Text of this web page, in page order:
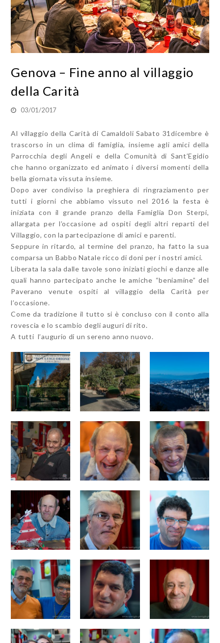
Genova – Fine anno al villaggio
della Carità
03/01/2017
Al villaggio della Carità di Camaldoli Sabato 31dicembre è
trascorso in un clima di famiglia, insieme agli amici della
Parrocchia degli Angeli e della Comunità di Sant’Egidio
che hanno organizzato ed animato i diversi momenti della
bella giornata vissuta insieme.
Dopo aver condiviso la preghiera di ringraziamento per
tutti i giorni che abbiamo vissuto nel 2016 la festa è
iniziata con il grande pranzo della Famiglia Don Sterpi,
allargata per l’occasione ad ospiti degli altri reparti del
Villaggio, con la partecipazione di amici e parenti.
Seppure in ritardo, al termine del pranzo, ha fatto la sua
comparsa un Babbo Natale ricco di doni per i nostri amici.
Liberata la sala dalle tavole sono iniziati giochi e danze alle
quali hanno partecipato anche le amiche “beniamine” del
Paverano venute ospiti al villaggio della Carità per
l’occasione.
Come da tradizione il tutto si è concluso con il conto alla
rovescia e lo scambio degli auguri di rito.
A tutti l’augurio di un sereno anno nuovo.